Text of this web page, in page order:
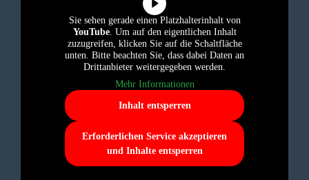
Sie sehen gerade einen Platzhalterinhalt von
YouTube. Um auf den eigentlichen Inhalt
zuzugreifen, klicken Sie auf die Schaltfläche
unten. Bitte beachten Sie, dass dabei Daten an
Drittanbieter weitergegeben werden.
Mehr Informationen
Inhalt entsperren
Erforderlichen Service akzeptieren
und Inhalte entsperren